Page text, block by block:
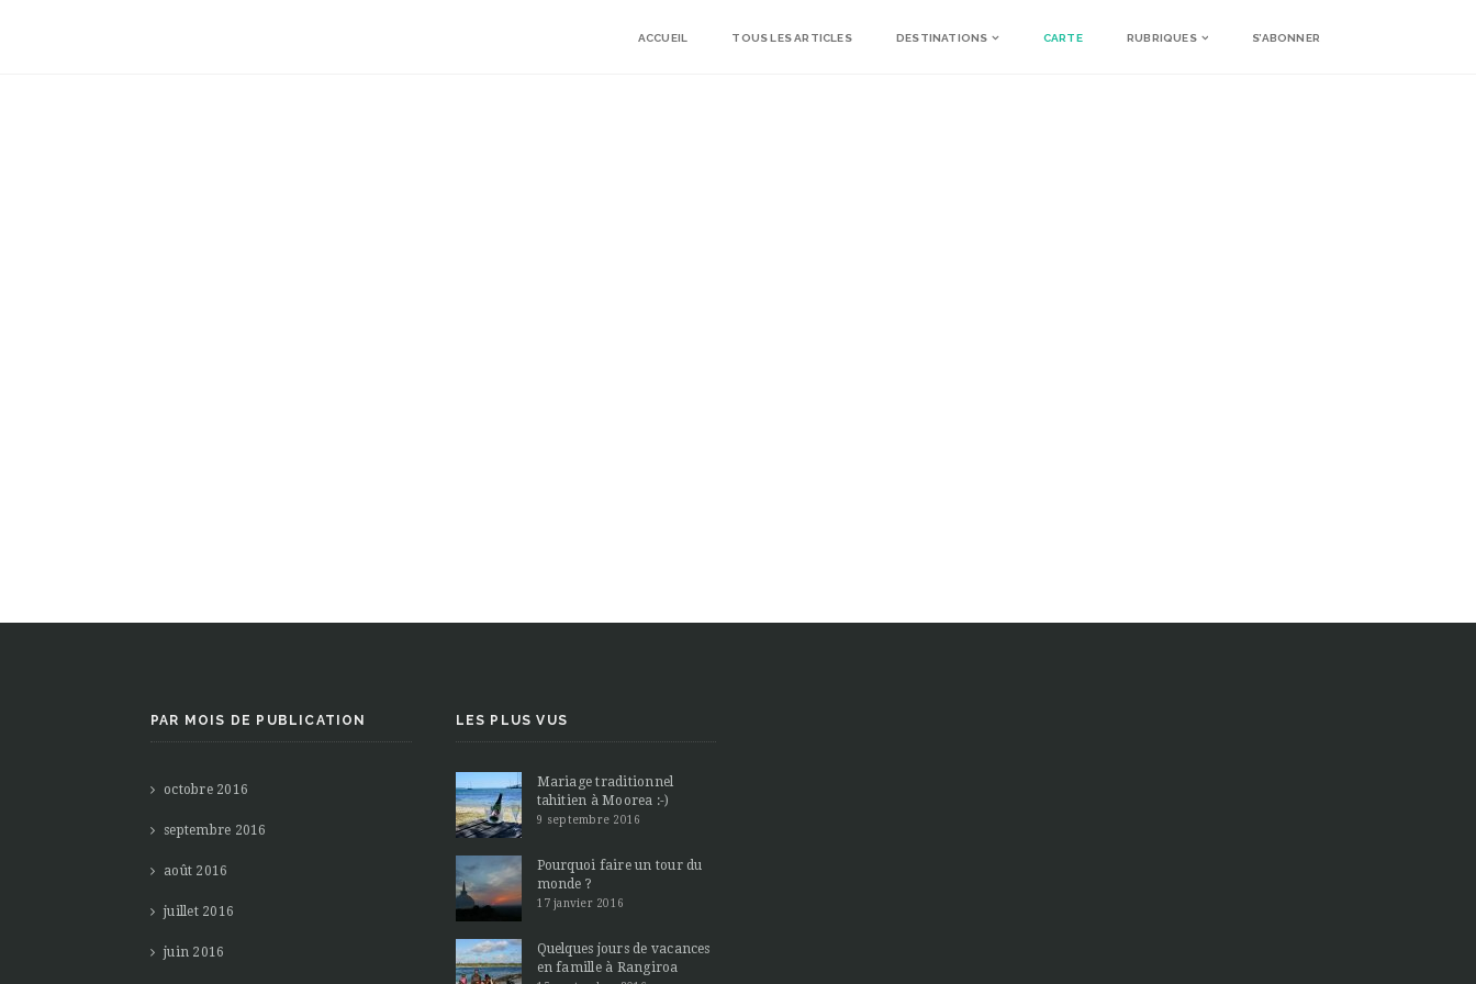
ACCUEIL TOUS LES ARTICLES DESTINATIONS CARTE RUBRIQUES S’ABONNER
PAR MOIS DE PUBLICATION
octobre 2016
septembre 2016
août 2016
juillet 2016
juin 2016
LES PLUS VUS
Mariage traditionnel
tahitien à Moorea :-)
9 septembre 2016
Pourquoi faire un tour du
monde ?
17 janvier 2016
Quelques jours de vacances
en famille à Rangiroa